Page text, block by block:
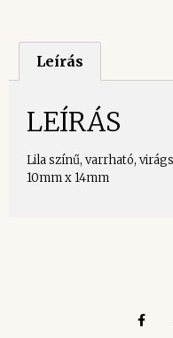
Leírás
LEÍRÁS
Lila színű, varrható,
10mm x 14mm